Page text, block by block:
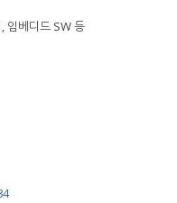
임베디드 SW 등